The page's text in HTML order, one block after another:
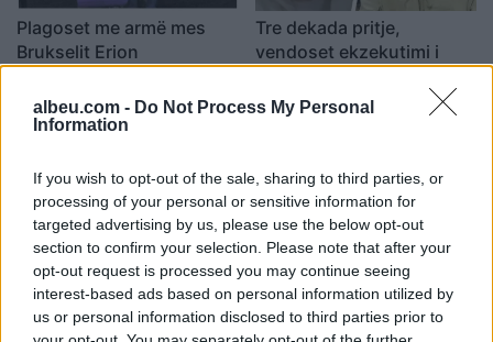
albeu.com - Do Not Process My Personal
Information
If you wish to opt-out of the sale, sharing to third parties, or
processing of your personal or sensitive information for
targeted advertising by us, please use the below opt-out
section to confirm your selection. Please note that after your
opt-out request is processed you may continue seeing
interest-based ads based on personal information utilized by
us or personal information disclosed to third parties prior to
Plagoset me armë mes
Brukselit Erion
22:01 / 12/06/2022
Tre dekada pritje,
vendoset ekzekutimi i
botë
schedule 18:32 / 19/04/2022
Hysamedin Feraj
kundërpërgjigjet pas incidentit
me vezë të Time Kadriajt në
Kuvend: Kujton të kaluarën në
UÇK dhe lidhjet me Radojçiqin
Haradinaj nderon dëshmorët e